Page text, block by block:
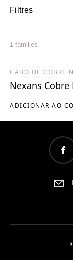
Filtres
1 families
ADICIONAR AO
CABO DE COBRE
Nexans Cobre